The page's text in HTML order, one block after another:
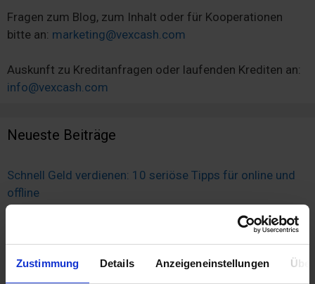
Zustimmung Details Anzeigeneinstellungen
Fragen zum Blog, zum Inhalt oder für Kooperationen
bitte an: marketing@vexcash.com
Auskunft zu Kreditanfragen oder laufenden Krediten an:
info@vexcash.com
Neueste Beiträge
Schnell Geld verdienen: 10 seriöse Tipps für online und
offline
Liebe & Finanzen: Ein Leitfaden für gemeinsame
Sicherung Ihrer Zukunft